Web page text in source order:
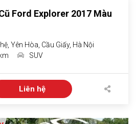
Ford Explorer 2017 Màu
Yên Hòa, Cầu Giấy, Hà Nội
SUV
Liên hệ